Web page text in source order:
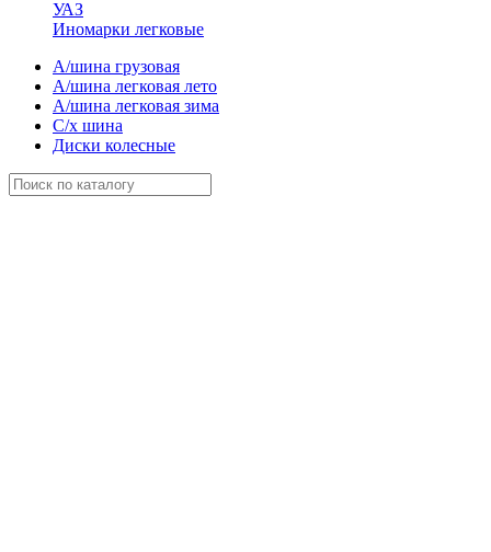
УАЗ
Иномарки легковые
А/шина грузовая
А/шина легковая лето
А/шина легковая зима
С/х шина
Диски колесные